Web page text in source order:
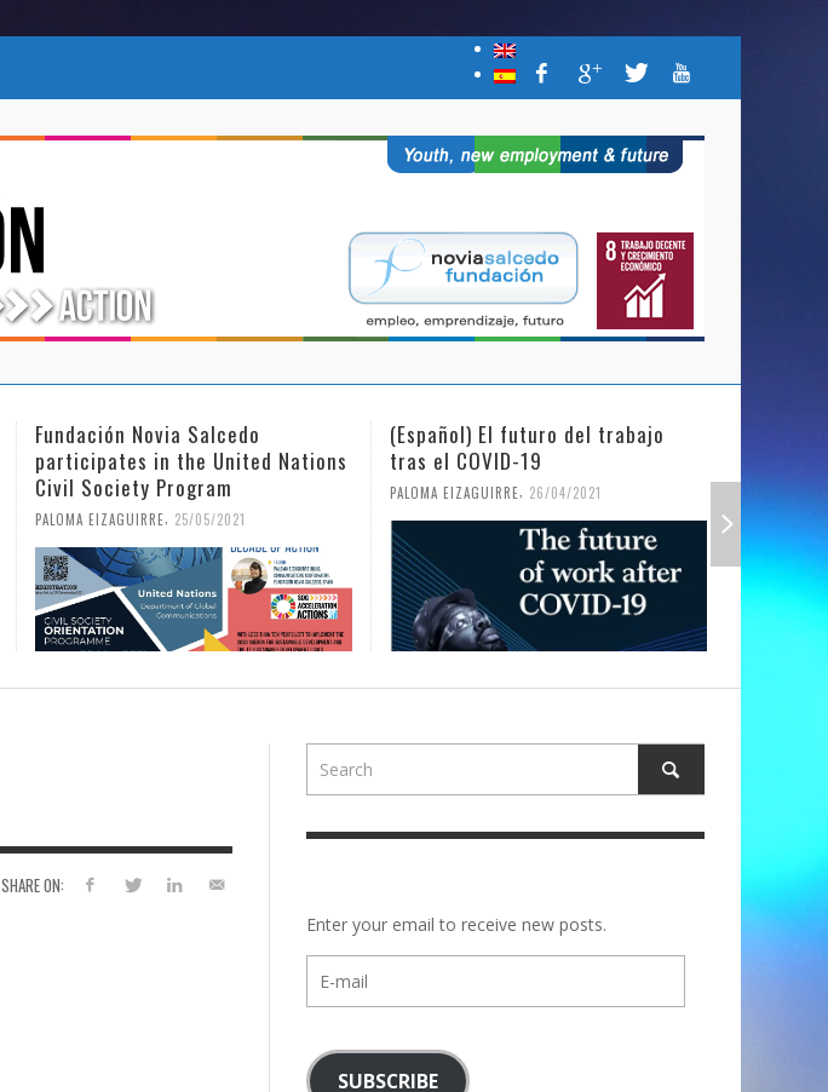
Fundación Novia Salcedo
participates in the United Nations
Civil Society Program
PALOMA EIZAGUIRRE 25/05/2021
(Español) El futuro del trabajo
tras el COVID-19
PALOMA EIZAGUIRRE 26/04/2021
SHARE ON:
Enter your email to receive new posts.
mail
SUBSCRIBE